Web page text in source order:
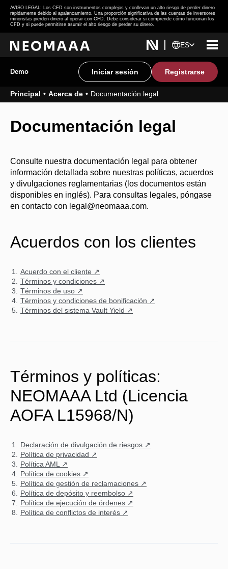
AVISO LEGAL: Los CFD son instrumentos complejos y conllevan un alto riesgo de perder dinero
rápidamente debido al apalancamiento. Una proporción significativa de las cuentas de inversores
minoristas pierden dinero al operar con CFD. Debe considerar si comprende cómo funcionan los
CFD y si puede permitirse asumir el alto riesgo de perder su dinero.
ES
Demo Iniciar sesión Registrarse
Principal Acerca de Documentación legal
Documentación legal
Consulte nuestra documentación legal para obtener
información detallada sobre nuestras políticas, acuerdos
y divulgaciones reglamentarias (los documentos están
disponibles en inglés). Para consultas legales, póngase
en contacto con legal@neomaaa.com.
Acuerdos con los clientes
Acuerdo con el cliente ↗
Términos y condiciones ↗
Términos de uso ↗
Términos y condiciones de bonificación ↗
Términos del sistema Vault Yield ↗
Términos y políticas:
NEOMAAA Ltd (Licencia
AOFA L15968/N)
Declaración de divulgación de riesgos ↗
Política de privacidad ↗
Política AML ↗
Política de cookies ↗
Política de gestión de reclamaciones ↗
Política de depósito y reembolso ↗
Política de ejecución de órdenes ↗
Política de conflictos de interés ↗